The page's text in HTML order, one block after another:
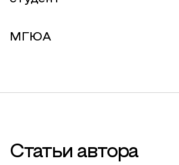
МГЮА
Статьи автора